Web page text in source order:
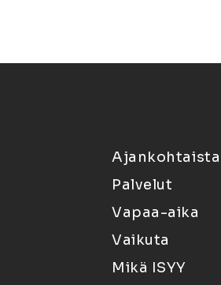
Ajankohtaista
Palvelut
Vapaa-aika
Vaikuta
Mikä ISYY